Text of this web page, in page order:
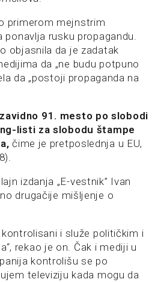
primerom mejnstrim
ponavlja rusku propagandu.
objasnila da je zadatak
da „ne budu potpuno
da „postoji propaganda na
91. mesto po slobodi
listi za slobodu štampe
čime je pretposlednja u EU,
izdanja „E-vestnik” Ivan
drugačije mišljenje o
i služe političkim i
rekao je on. Čak i mediji u
kontrolišu se po
televiziju kada mogu da